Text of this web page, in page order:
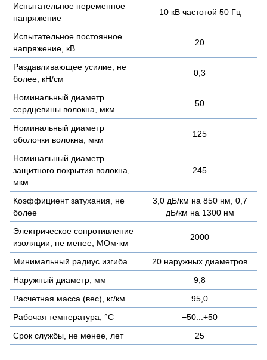
Испытательное переменное
напряжение
10 кВ частотой 50 Гц
Испытательное постоянное
напряжение, кВ
20
Раздавливающее усилие, не
более, кН/см
0,3
Номинальный диаметр
сердцевины волокна, мкм
50
Номинальный диаметр
оболочки волокна, мкм
125
Номинальный диаметр
защитного покрытия волокна,
мкм
245
Коэффициент затухания, не
более
3,0 дБ/км на 850 нм, 0,7
дБ/км на 1300 нм
Электрическое сопротивление
изоляции, не менее, МОм·км
2000
Минимальный радиус изгиба
20 наружных диаметров
Наружный диаметр, мм
9,8
Расчетная масса (вес), кг/км
95,0
Рабочая температура, °C
−50...+50
Срок службы, не менее, лет
25